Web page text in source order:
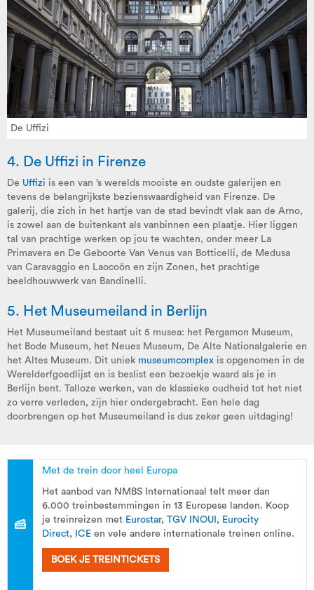
De Uffizi
4. De Uffizi in Firenze
De Uffizi is een van ’s werelds mooiste en oudste galerijen en
tevens de belangrijkste bezienswaardigheid van Firenze. De
galerij, die zich in het hartje van de stad bevindt vlak aan de Arno,
is zowel aan de buitenkant als vanbinnen een plaatje. Hier liggen
tal van prachtige werken op jou te wachten, onder meer La
Primavera en De Geboorte Van Venus van Botticelli, de Medusa
van Caravaggio en Laocoön en zijn Zonen, het prachtige
beeldhouwwerk van Bandinelli.
5. Het Museumeiland in Berlijn
Het Museumeiland bestaat uit 5 musea: het Pergamon Museum,
het Bode Museum, het Neues Museum, De Alte Nationalgalerie en
het Altes Museum. Dit uniek museumcomplex is opgenomen in de
Werelderfgoedlijst en is beslist een bezoekje waard als je in
Berlijn bent. Talloze werken, van de klassieke oudheid tot het niet
zo verre verleden, zijn hier ondergebracht. Een hele dag
doorbrengen op het Museumeiland is dus zeker geen uitdaging!
Met de trein door heel Europa
Het aanbod van NMBS Internationaal telt meer dan
6.000 treinbestemmingen in 13 Europese landen. Koop
je treinreizen met Eurostar, TGV INOUI , Eurocity
Direct, ICE en vele andere internationale treinen online.
BOEK JE TREINTICKETS